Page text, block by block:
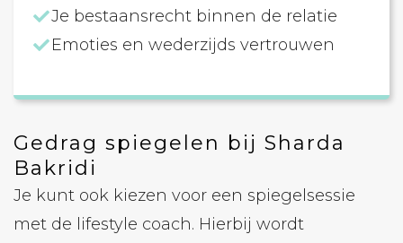
Je bestaansrecht binnen de relatie
Emoties en wederzijds vertrouwen
Gedrag spiegelen bij Sharda
Bakridi
Je kunt ook kiezen voor een spiegelsessie
met de lifestyle coach. Hierbij wordt